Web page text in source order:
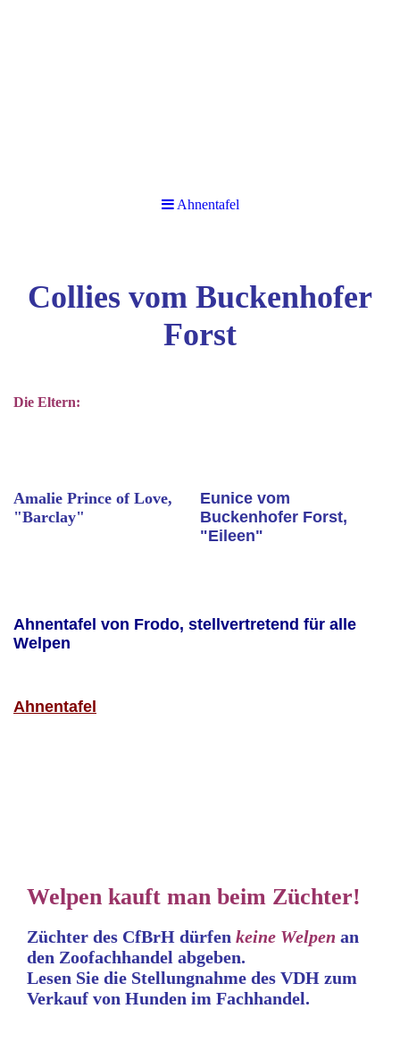
Ahnentafel
Collies vom Buckenhofer
Forst
Die Eltern:
Amalie Prince of Love,
"Barclay"
Eunice vom
Buckenhofer Forst,
"Eileen"
Ahnentafel von Frodo, stellvertretend für alle
Welpen
Ahnentafel
Welpen kauft man beim Züchter!
Züchter des CfBrH dürfen keine Welpen an
den Zoofachhandel abgeben.
Lesen Sie die Stellungnahme des VDH zum
Verkauf von Hunden im Fachhandel.